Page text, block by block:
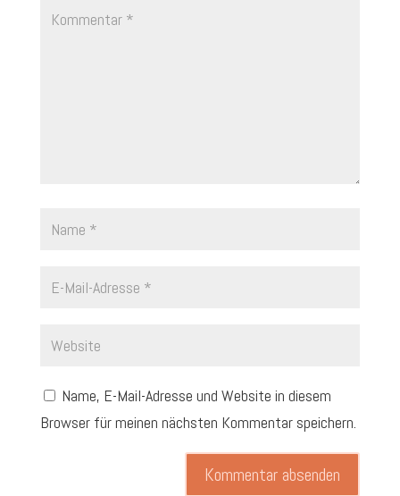
Name, E-Mail-Adresse und Website in diesem
Browser für meinen nächsten Kommentar speichern.